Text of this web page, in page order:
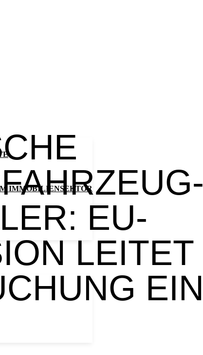
IMMOBILIENSEKTOR
EU-
LEITET
EIN